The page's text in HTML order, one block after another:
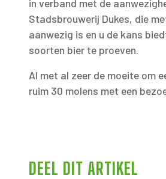
in verband met de
Stadsbrouwerij Dukes, die
aanwezig is en u de kans
soorten bier te proeven.
Al met al zeer de moeite om
ruim 30 molens met een
DEEL DIT ARTIKEL